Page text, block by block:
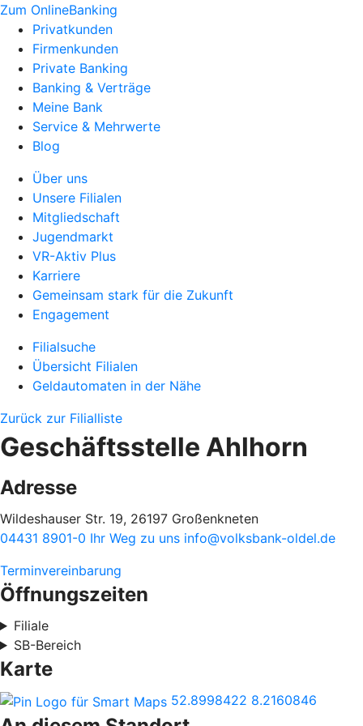
Zum OnlineBanking
Privatkunden
Firmenkunden
Private Banking
Banking & Verträge
Meine Bank
Service & Mehrwerte
Blog
Über uns
Unsere Filialen
Mitgliedschaft
Jugendmarkt
VR-Aktiv Plus
Karriere
Gemeinsam stark für die Zukunft
Engagement
Filialsuche
Übersicht Filialen
Geldautomaten in der Nähe
Zurück zur Filialliste
Geschäftsstelle Ahlhorn
Adresse
Wildeshauser Str. 19, 26197 Großenkneten
04431 8901-0 Ihr Weg zu uns info@volksbank-oldel.de
Terminvereinbarung
Öffnungszeiten
Filiale
SB-Bereich
Karte
52.8998422 8.2160846